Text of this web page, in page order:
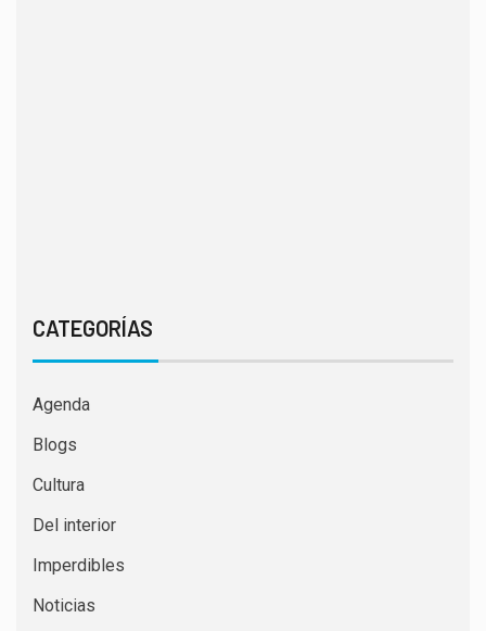
CATEGORÍAS
Agenda
Blogs
Cultura
Del interior
Imperdibles
Noticias